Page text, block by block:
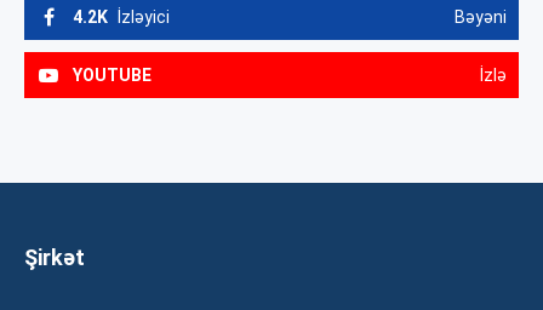
4.2K İzləyici Bəyəni
YOUTUBE İzlə
Şirkət